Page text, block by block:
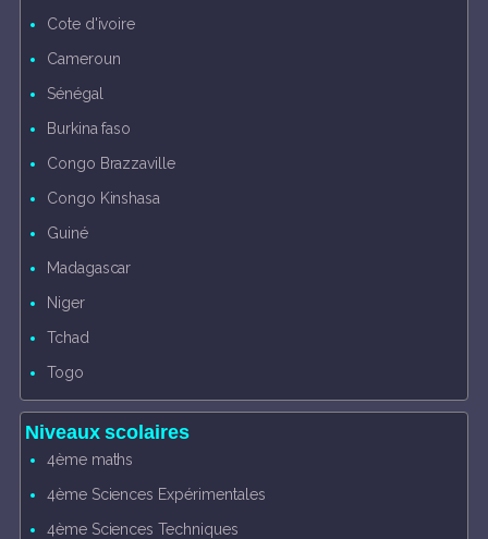
Cote d'ivoire
Cameroun
Sénégal
Burkina faso
Congo Brazzaville
Congo Kinshasa
Guiné
Madagascar
Niger
Tchad
Togo
Niveaux scolaires
4ème maths
4ème Sciences Expérimentales
4ème Sciences Techniques